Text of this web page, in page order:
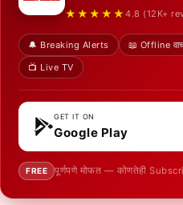
★★★★★ 4.8 (12K+
🔔 Breaking Alerts 📖 Offline
📺 Live TV
GET IT ON
Google Play
FREE पूर्णपणे मोफत — कोणतेही